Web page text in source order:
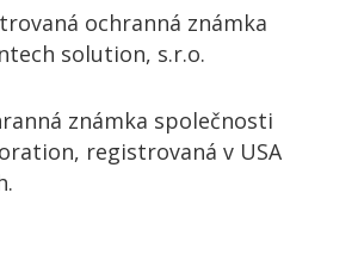
ochranná známka
solution, s.r.o.
známka společnosti
registrovaná v USA